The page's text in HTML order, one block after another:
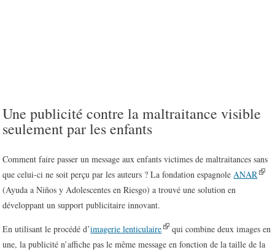
Une publicité contre la maltraitance visible
seulement par les enfants
Comment faire passer un message aux enfants victimes de maltraitances sans
que celui-ci ne soit perçu par les auteurs ? La fondation espagnoleANAR
(Ayuda a Niños y Adolescentes en Riesgo) a trouvé une solution en
développant un support publicitaire innovant.
En utilisant le procédé d’imagerie lenticulaire
qui combine deux images en
une, la publicité n’affiche pas le même message en fonction de la taille de la